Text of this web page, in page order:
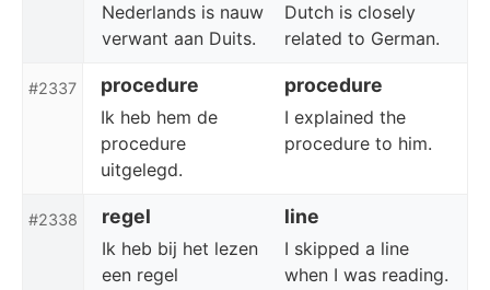
Nederlands is nauw
verwant aan Duits.
Dutch is closely
related to German.
#2337 procedure procedure
Ik heb hem de
procedure
uitgelegd.
I explained the
procedure to him.
#2338 regel line
Ik heb bij het lezen
een regel
I skipped a line
when I was reading.